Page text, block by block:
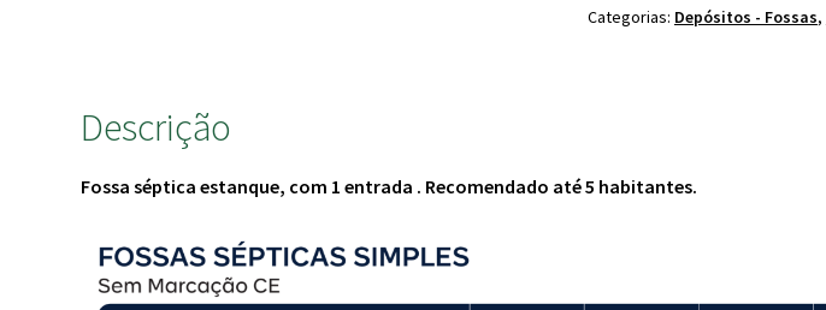
Categorias: Depósitos - Fossas,
Descrição
Fossa séptica estanque, com 1 entrada . Recomendado até 5 habitantes.